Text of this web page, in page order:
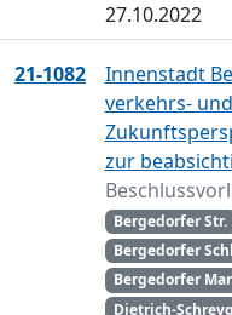
27.10.2022
21-1082
Innenstadt
verkehrs-
zur
Bergedorfer Str.
Bergedorfer
Bergedorfer
Dietrich-